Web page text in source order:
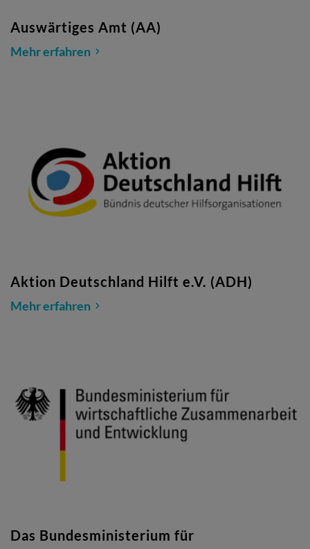
Auswärtiges Amt (AA)
Mehr erfahren
Aktion Deutschland Hilft e.V. (ADH)
Mehr erfahren
Das Bundesministerium für